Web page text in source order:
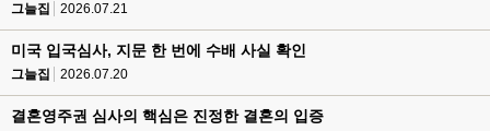
그늘집 2026.07.21
미국 입국심사, 지문 한 번에 수배 사실 확인
그늘집 2026.07.20
결혼영주권 심사의 핵심은 진정한 결혼의 입증